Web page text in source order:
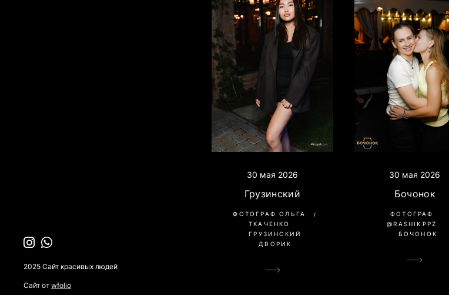
2025 Сайт красивых людей
Сайт от wfolio
30 мая 2026
Грузинский
ФОТОГРАФ ОЛЬГА
ТКАЧЕНКО
ГРУЗИНСКИЙ
ДВОРИК
30 мая 2026
Бочонок
ФОТОГРАФ
@RASHIKPPZ
БОЧОНОК